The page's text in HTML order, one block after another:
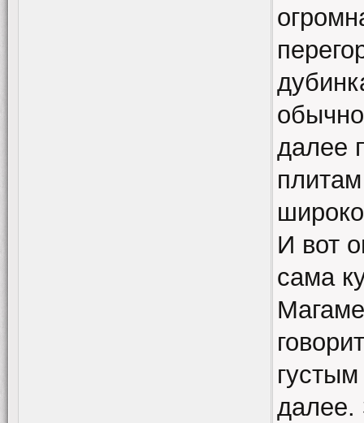
далее
И вот
сама
далее.